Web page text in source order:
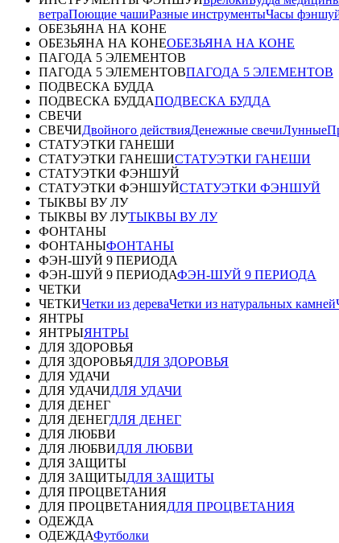
ветраПоющие чашиРазные инструментыЧасы
ОБЕЗЬЯНА НА КОНЕ
ОБЕЗЬЯНА НА КОНЕОБЕЗЬЯНА НА КОНЕ
ПАГОДА 5 ЭЛЕМЕНТОВ
ПАГОДА 5 ЭЛЕМЕНТОВПАГОДА 5 ЭЛЕМЕНТОВ
ПОДВЕСКА БУДДА
ПОДВЕСКА БУДДАПОДВЕСКА БУДДА
СВЕЧИ
СВЕЧИДвойного действияДенежные свечиЛунные
СТАТУЭТКИ ГАНЕШИ
СТАТУЭТКИ ГАНЕШИСТАТУЭТКИ ГАНЕШИ
СТАТУЭТКИ ФЭНШУЙ
СТАТУЭТКИ ФЭНШУЙСТАТУЭТКИ ФЭНШУЙ
ТЫКВЫ ВУ ЛУ
ТЫКВЫ ВУ ЛУТЫКВЫ ВУ ЛУ
ФОНТАНЫ
ФОНТАНЫФОНТАНЫ
ФЭН-ШУЙ 9 ПЕРИОДА
ФЭН-ШУЙ 9 ПЕРИОДАФЭН-ШУЙ 9 ПЕРИОДА
ЧЕТКИ
ЧЕТКИЧетки из дереваЧетки из натуральных камней
ЯНТРЫ
ЯНТРЫЯНТРЫ
ДЛЯ ЗДОРОВЬЯ
ДЛЯ ЗДОРОВЬЯДЛЯ ЗДОРОВЬЯ
ДЛЯ УДАЧИ
ДЛЯ УДАЧИДЛЯ УДАЧИ
ДЛЯ ДЕНЕГ
ДЛЯ ДЕНЕГДЛЯ ДЕНЕГ
ДЛЯ ЛЮБВИ
ДЛЯ ЛЮБВИДЛЯ ЛЮБВИ
ДЛЯ ЗАЩИТЫ
ДЛЯ ЗАЩИТЫДЛЯ ЗАЩИТЫ
ДЛЯ ПРОЦВЕТАНИЯ
ДЛЯ ПРОЦВЕТАНИЯДЛЯ ПРОЦВЕТАНИЯ
ОДЕЖДА
ОДЕЖДАФутболки